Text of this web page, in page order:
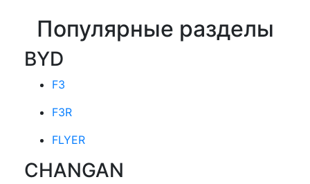
Популярные разделы
BYD
F3
F3R
FLYER
CHANGAN